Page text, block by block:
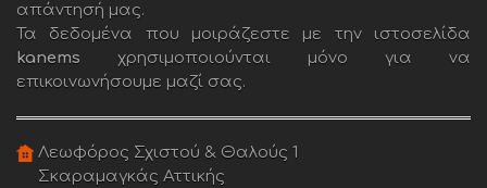
απάντησή μας.
Τα δεδομένα που μοιράζεστε με την ιστοσελίδα
kanems χρησιμοποιούνται μόνο για να
επικοινωνήσουμε μαζί σας.
Λεωφόρος Σχιστού & Θαλούς 1
Σκαραμαγκάς Αττικής